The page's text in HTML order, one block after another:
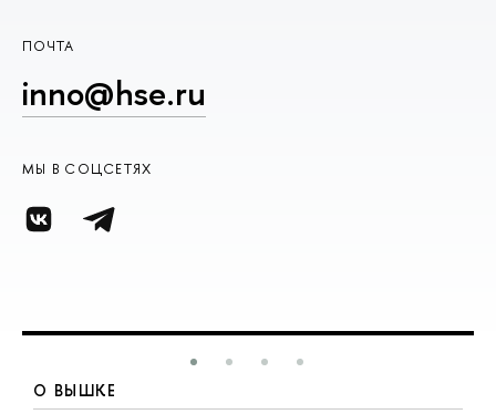
ПОЧТА
inno@hse.ru
МЫ В СОЦСЕТЯХ
О ВЫШКЕ